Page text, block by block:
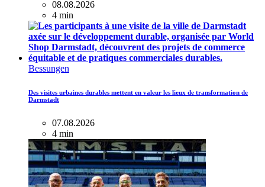
08.08.2026
4 min
Bessungen
Des visites urbaines durables mettent en valeur les lieux de transformation de
Darmstadt
07.08.2026
4 min